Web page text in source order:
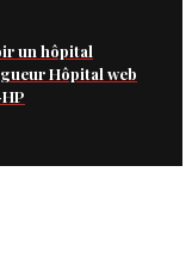
un hôpital
Hôpital web